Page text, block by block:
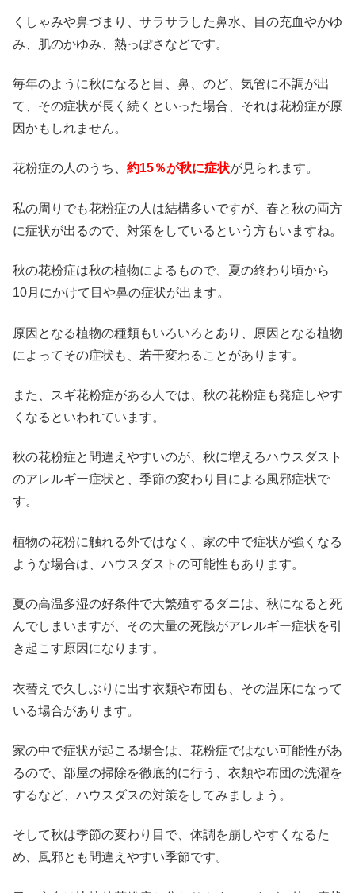
くしゃみや鼻づまり、サラサラした鼻水、目の充血やかゆ
み、肌のかゆみ、熱っぽさ などです。
毎年のように秋になると目、鼻、のど、気管に不調が出
て、その症状が長く続くといった場合、それは花粉症が原
因かもしれません。
花粉症の人のうち、 約15％が秋に症状が見られます。
私の周りでも花粉症の人は結構多いですが、春と秋の両方
に症状が出るので、対策をしているという方もいますね。
秋の花粉症は秋の植物によるもので、 夏の終わり頃から
10月にかけて 目や鼻の症状が出ます。
原因となる植物の種類もいろいろとあり、原因となる植物
によってその症状も、若干変わることがあります。
また、スギ花粉症がある人では、秋の花粉症も発症しやす
くなるといわれています。
秋の花粉症と間違えやすいのが、秋に増えるハウスダスト
のアレルギー症状と、季節の変わり目による風邪症状で
す。
植物の花粉に触れる外ではなく、家の中で症状が強くなる
ような場合は、ハウスダストの可能性もあります。
夏の高温多湿の好条件で大繁殖するダニは、秋になると死
んでしまいますが、その大量の死骸がアレルギー症状を引
き起こす原因になります。
衣替えで久しぶりに出す衣類や布団も、その温床になって
いる場合があります。
家の中で症状が起こる場合は、花粉症ではない可能性があ
るので、部屋の掃除を徹底的に行う、衣類や布団の洗濯を
するなど、ハウスダスの対策をしてみましょう。
そして秋は季節の変わり目で、体調を崩しやすくなるた
め、風邪とも間違えやすい季節です。